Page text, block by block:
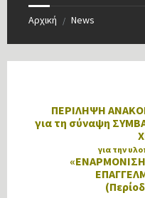
Αρχική / News
ΠΕΡΙΛΗΨΗ
για τη σύναψη
για την